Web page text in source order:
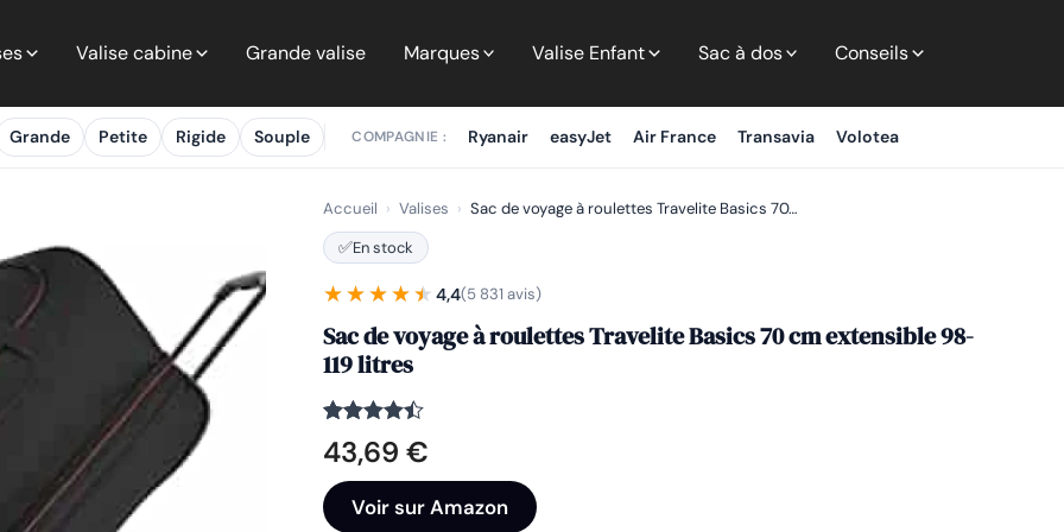
Valise cabine Grande valise Marques Valise Enfant Sac à dos Conseils
Grande Petite Rigide Souple COMPAGNIE : Ryanair easyJet Air France Transavia Volotea
Accueil › Valises › Sac de voyage à roulettes Travelite Basics 70…
✅En stock
★★★★★
★★★★★ 4,4(5 831 avis)
Sac de voyage à roulettes Travelite Basics 70 cm extensible 98-
119 litres
Noté
4.4
sur 5
5831
notations
client
43,69 €
Voir sur Amazon